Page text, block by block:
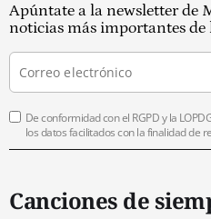
Apúntate a la newsletter de
noticias más importantes de
De conformidad con el RGPD y la
los datos facilitados con la finalidad de
Canciones de